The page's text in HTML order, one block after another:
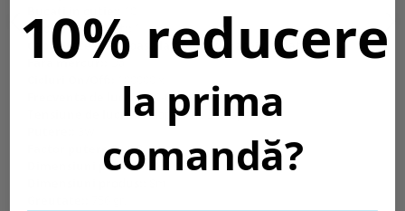
Bucati in pachet::
Capacitate luminoasa la finalul duratei de viata::70%
Fara mercur::
Da
Frecventa de lucru::50-60Hz
Tensiune de lucru::Adaptor de 24V operat
Factor putere 2::0.9
Dimensiuni pachet::
280x190x100 mm
10% reducere
la prima
comandă?